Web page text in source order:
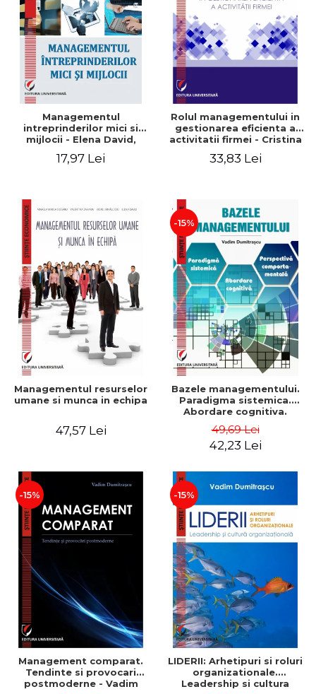
Managementul
intreprinderilor mici si
mijlocii - Elena David,
Roxana Carmen Ionescu,
17,97 Lei
Rolul managementului in
gestionarea eficienta a
activitatii firmei - Cristina
Gabriel Nastase, Mihaela-
33,83 Lei
Managementul resurselor
umane si munca in echipa
47,57 Lei
-15%
Bazele managementului.
Paradigma sistemica.
Abordare cognitiva.
comportamentala - Vadim
Dumitrascu
49,69 Lei
42,23 Lei
-15%
Management comparat.
Tendinte si provocari
postmoderne - Vadim
-15%
LIDERII: Arhetipuri si roluri
organizationale.
Leadership si cultura